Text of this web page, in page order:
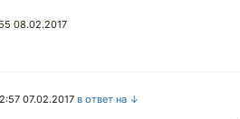
08.02.2017
07.02.2017 в ответ на ↓